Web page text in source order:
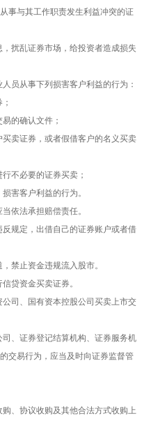
事与其工作职责发生利益冲突的证
扰乱证券市场，给投资者造成损失
员从事下列损害客户利益的行为：
的确认文件；
买卖证券，或者假借客户的名义买卖
不必要的证券买卖；
害客户利益的行为。
依法承担赔偿责任。
规定，出借自己的证券账户或者借
禁止资金违规流入股市。
贷资金买卖证券。
司、国有资本控股公司买卖上市交
、证券登记结算机构、证券服务机
交易行为，应当及时向证券监督管
、协议收购及其他合法方式收购上